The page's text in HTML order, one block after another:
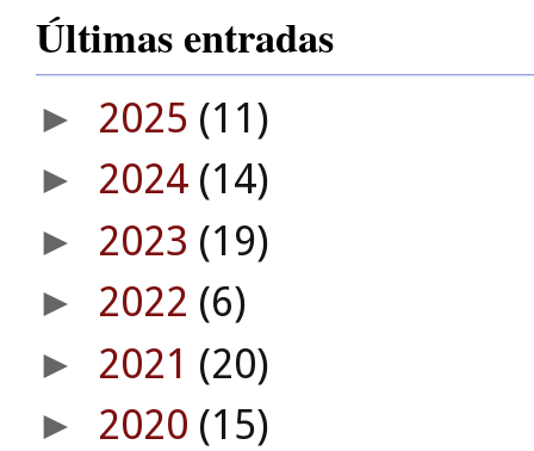
Últimas entradas
► 2025 (11)
► 2024 (14)
► 2023 (19)
► 2022 (6)
► 2021 (20)
► 2020 (15)